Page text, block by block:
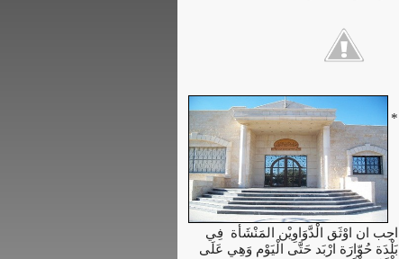
*
احِب ان اوْثَق الْدَّوَاوِيْن المَنْشَأة فِي
بَلْدَة حُوّارَة ارْبَد حَتَّى الْيَوْم وَهِي عَلَى